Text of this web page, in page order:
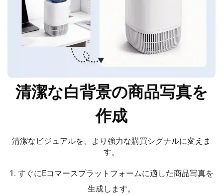
清潔な白背景の商品写真を
作成
清潔なビジュアルを、より強力な購買シグナルに変えま
す。
1. すぐにEコマースプラットフォームに適した商品写真を
生成します。